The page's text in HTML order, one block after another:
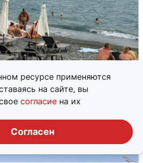
ресурсе применяются
на сайте, вы
согласие на их
Согласен
Сочи рассказали
5 августа